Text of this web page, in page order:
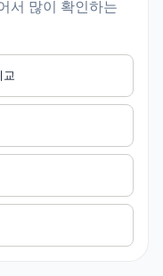
서 많이 확인하는
교